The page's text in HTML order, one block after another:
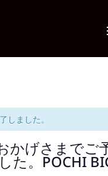
しました。
かげさまでご
た。POCHI